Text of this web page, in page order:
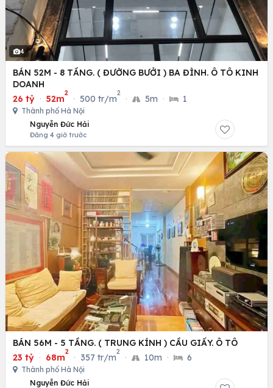
4
BÁN 52M - 8 TẦNG. ( ĐƯỜNG BƯỞI ) BA ĐÌNH. Ô TÔ KINH
DOANH
26 tỷ · 52m
2
· 500 tr/m
2
· 5m · 1
Thành phố Hà Nội
Nguyễn Đức Hải
Đăng 4 giờ trước
BÁN 56M - 5 TẦNG. ( TRUNG KÍNH ) CẦU GIẤY. Ô TÔ
23 tỷ · 68m
2
· 357 tr/m
2
· 10m · 6
Thành phố Hà Nội
Nguyễn Đức Hải